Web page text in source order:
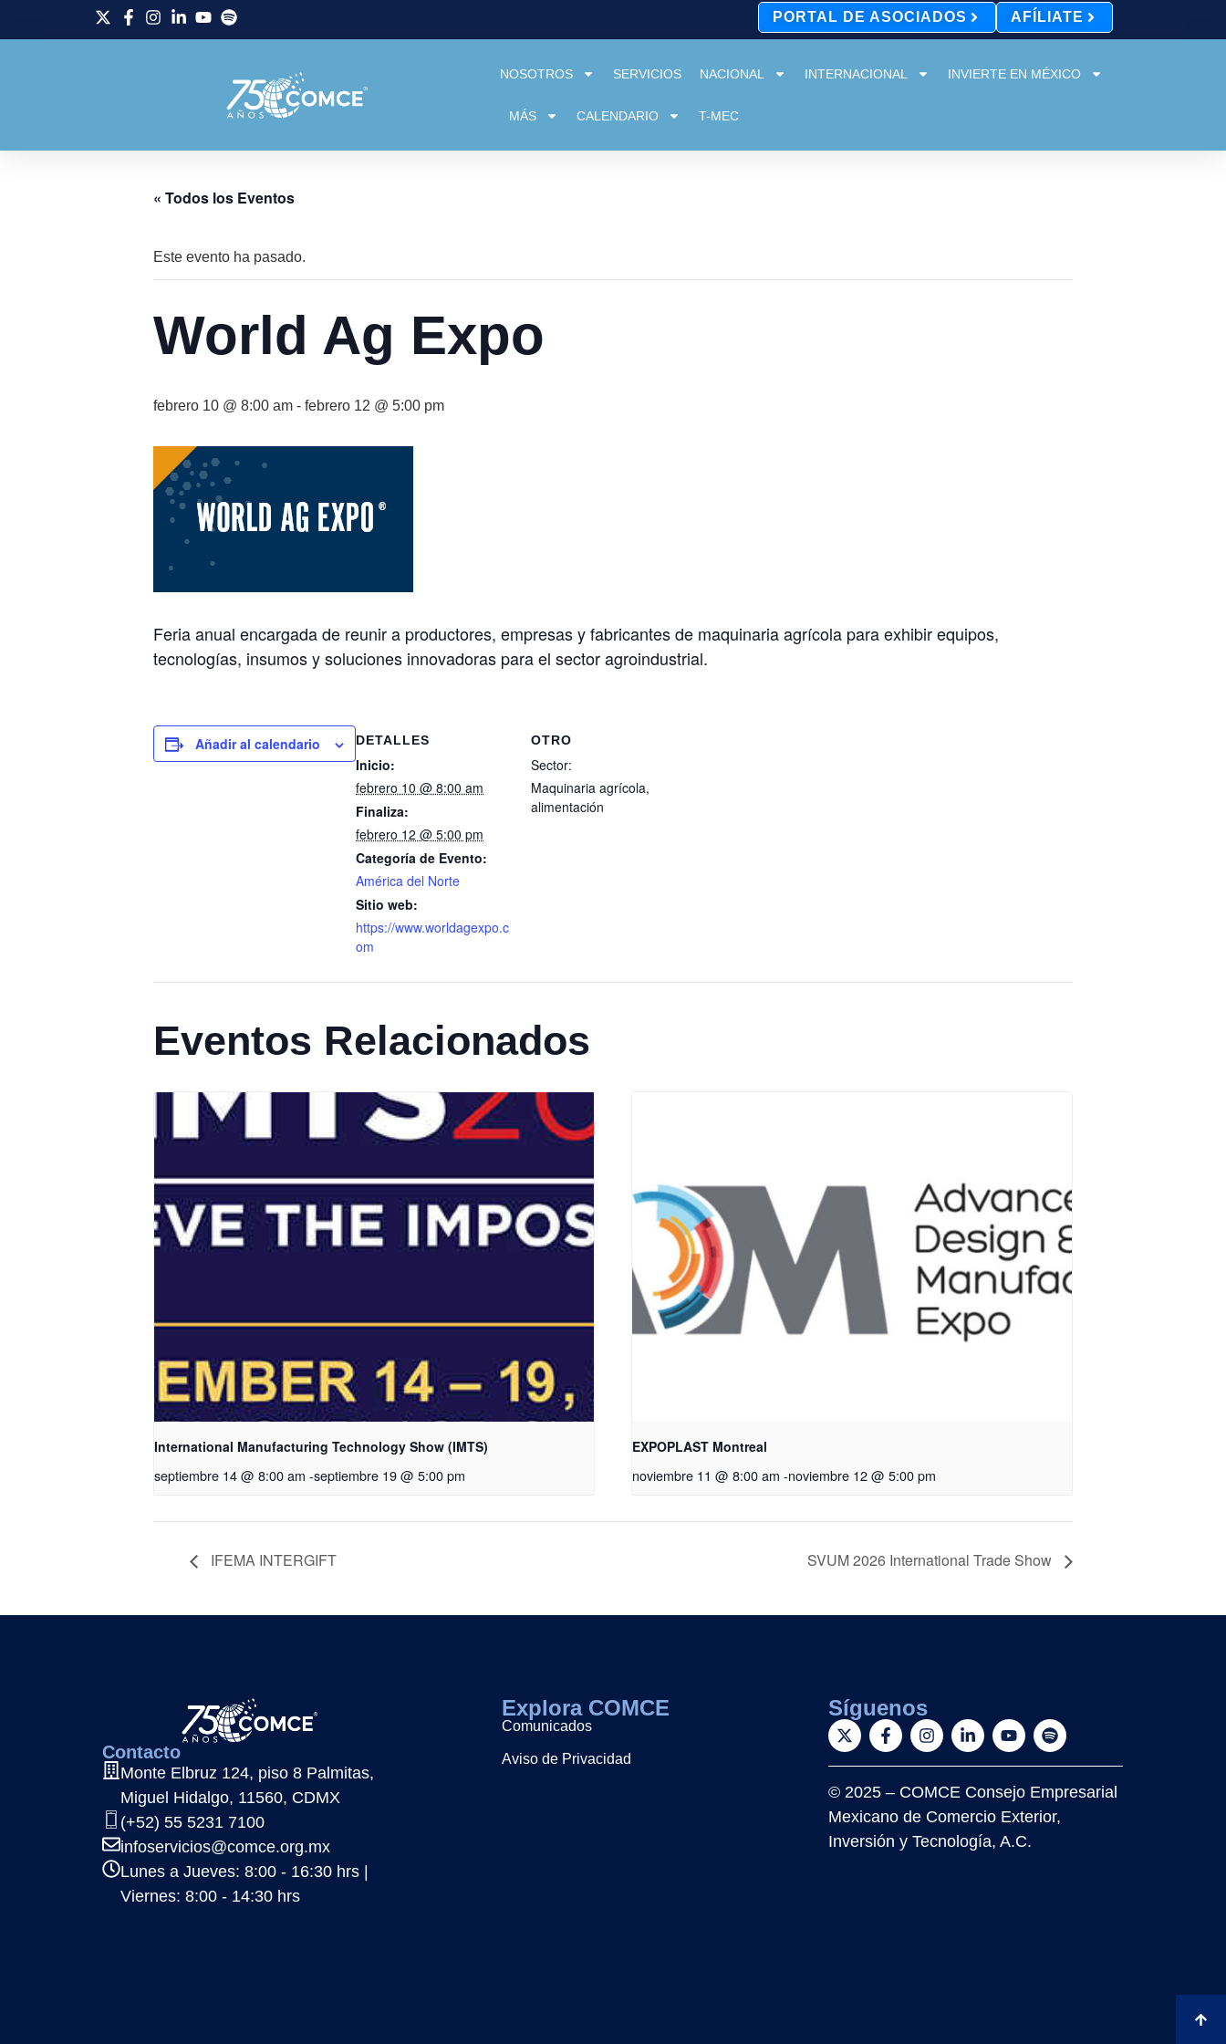
PORTAL DE ASOCIADOS AFÍLIATE
NOSOTROS SERVICIOS NACIONAL INTERNACIONAL INVIERTE EN MÉXICO
MÁS CALENDARIO T-MEC
« Todos los Eventos
Este evento ha pasado.
World Ag Expo
febrero 10 @ 8:00 am - febrero 12 @ 5:00 pm
Feria anual encargada de reunir a productores, empresas y fabricantes de maquinaria agrícola para exhibir equipos,
tecnologías, insumos y soluciones innovadoras para el sector agroindustrial.
Añadir al calendario DETALLES
Inicio:
febrero 10 @ 8:00 am
Finaliza:
febrero 12 @ 5:00 pm
Categoría de Evento:
América del Norte
Sitio web:
https://www.worldagexpo.c
om
OTRO
Sector:
Maquinaria agrícola,
alimentación
Eventos Relacionados
International Manufacturing Technology Show (IMTS)
septiembre 14 @ 8:00 am -septiembre 19 @ 5:00 pm
EXPOPLAST Montreal
noviembre 11 @ 8:00 am -noviembre 12 @ 5:00 pm
IFEMA INTERGIFT SVUM 2026 International Trade Show
Contacto
Monte Elbruz 124, piso 8 Palmitas,
Miguel Hidalgo, 11560, CDMX
(+52) 55 5231 7100
infoservicios@comce.org.mx
Lunes a Jueves: 8:00 - 16:30 hrs |
Viernes: 8:00 - 14:30 hrs
Explora COMCE
Comunicados
Aviso de Privacidad
Síguenos
© 2025 – COMCE Consejo Empresarial
Mexicano de Comercio Exterior,
Inversión y Tecnología, A.C.